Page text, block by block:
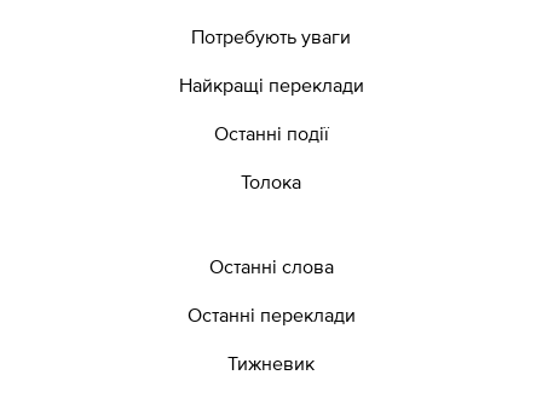
Потребують уваги
Найкращі переклади
Останні події
Толока
Останні слова
Останні переклади
Тижневик